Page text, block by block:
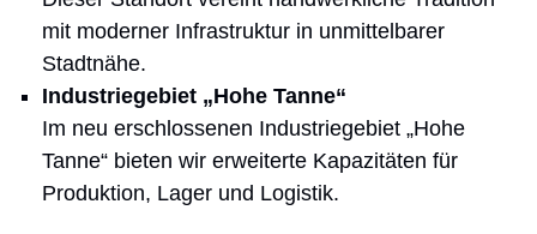
mit moderner Infrastruktur in unmittelbarer
Stadtnähe.
Industriegebiet „Hohe Tanne“
Im neu erschlossenen Industriegebiet „Hohe
Tanne“ bieten wir erweiterte Kapazitäten für
Produktion, Lager und Logistik.